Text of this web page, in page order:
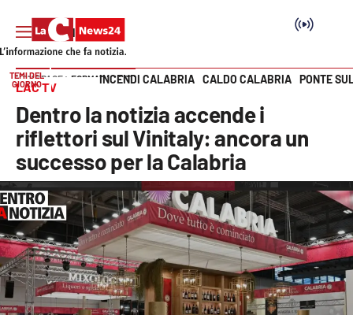
SEZIONI
Cronaca
Politica
Attualità
Economia e lavoro
Vai
TEMI DEL
GIORNO
INCENDI CALABRIA CALDO CALABRIA PONTE
HOME PAGE FORMAT LAC TV
LAC TV
Dentro la notizia accende i
riflettori sul Vinitaly: ancora un
successo per la Calabria